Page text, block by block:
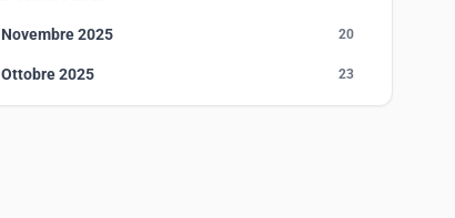
Novembre 2025 20
Ottobre 2025 23